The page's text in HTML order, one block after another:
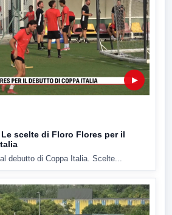
▶
scelte di Floro Flores per il
debutto di Coppa Italia. Scelte...